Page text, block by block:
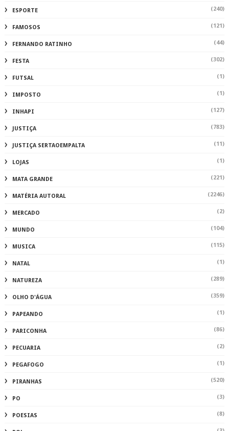
ESPORTE (240)
FAMOSOS (121)
FERNANDO RATINHO (44)
FESTA (302)
FUTSAL (1)
IMPOSTO (1)
INHAPI (127)
JUSTIÇA (783)
JUSTIÇA SERTAOEMPALTA (11)
LOJAS (1)
MATA GRANDE (221)
MATÉRIA AUTORAL (2246)
MERCADO (2)
MUNDO (104)
MUSICA (115)
NATAL (1)
NATUREZA (289)
OLHO D'ÁGUA (359)
PAPEANDO (1)
PARICONHA (86)
PECUARIA (2)
PEGAFOGO (1)
PIRANHAS (520)
PO (3)
POESIAS (8)